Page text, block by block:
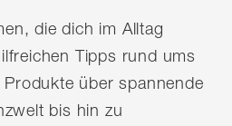
die dich im Alltag
Tipps rund ums
über spannende
bis hin zu